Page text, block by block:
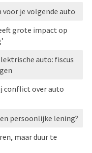
je volgende auto
grote impact op
auto: fiscus
conflict over auto
persoonlijke lening?
maar duur te